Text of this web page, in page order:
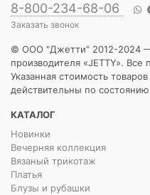
8-800-234-68-06
Заказать звонок
© ООО "Джетти" 2012-2024
производителя «JETTY».
Указанная стоимость
действительны по
КАТАЛОГ
Новинки
Вечерняя коллекция
Вязаный трикотаж
Платья
Блузы и рубашки